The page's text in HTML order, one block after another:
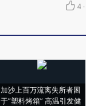
4 ·
加沙上百万流离失所者困
于“塑料烤箱” 高温引发健